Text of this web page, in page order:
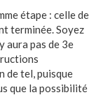
étape : celle de
terminée. Soyez
aura pas de 3e
de tel, puisque
que la possibilité